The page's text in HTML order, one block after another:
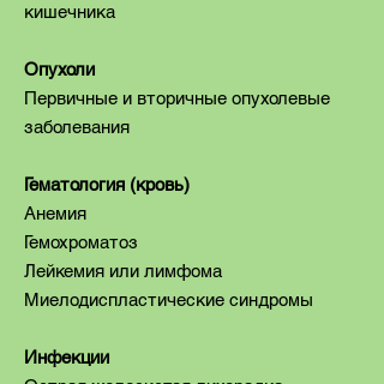
кишечника
Опухоли
Первичные и вторичные опухолевые
заболевания
Гематология (кровь)
Анемия
Гемохроматоз
Лейкемия или лимфома
Миелодиспластические синдромы
Инфекции